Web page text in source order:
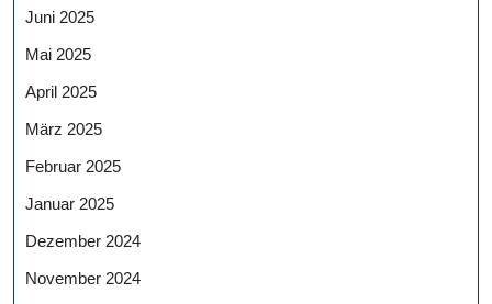
Juni 2025
Mai 2025
April 2025
März 2025
Februar 2025
Januar 2025
Dezember 2024
November 2024